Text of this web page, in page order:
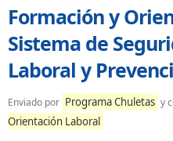
Formación y
Sistema de
Laboral y
Enviado por Programa Chuletas y
Orientación Laboral